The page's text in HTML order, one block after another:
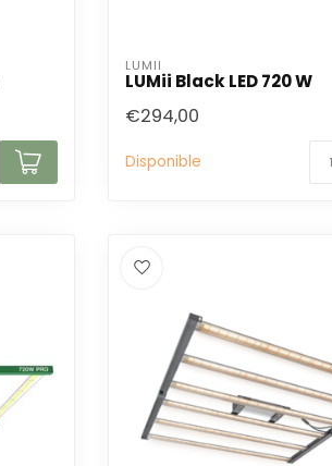
LUMII
LUMii Black LED 720 W
€294,00
Disponible